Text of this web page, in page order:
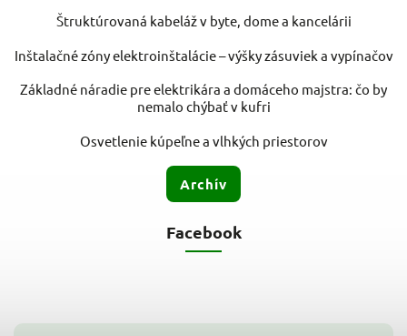
Štruktúrovaná kabeláž v byte, dome a kancelárii
Inštalačné zóny elektroinštalácie – výšky zásuviek a vypínačov
Základné náradie pre elektrikára a domáceho majstra: čo by
nemalo chýbať v kufri
Osvetlenie kúpeľne a vlhkých priestorov
Archív
Facebook